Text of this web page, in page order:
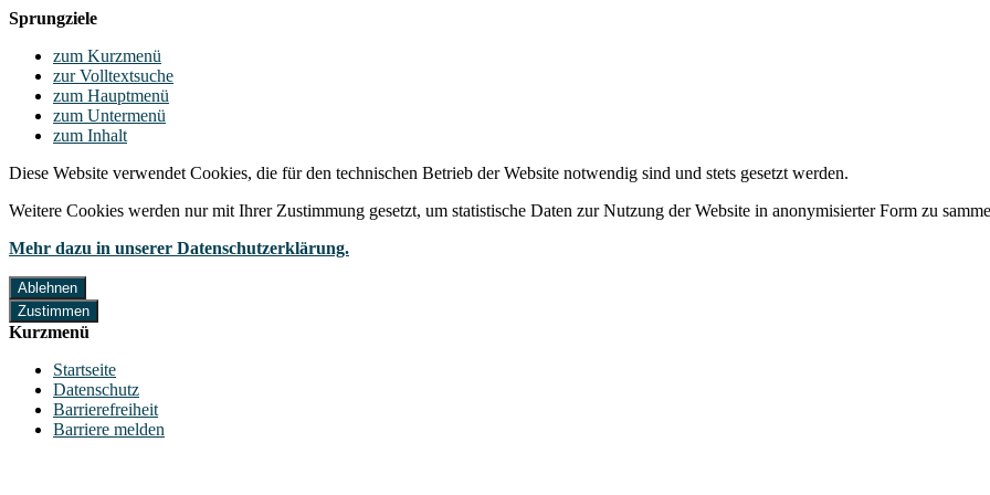
Sprungziele
zum Kurzmenü
zur Volltextsuche
zum Hauptmenü
zum Untermenü
zum Inhalt
Diese Website verwendet Cookies, die für den technischen Betrieb der Website notwendig sind und stets gesetzt werden.
Weitere Cookies werden nur mit Ihrer Zustimmung gesetzt, um statistische Daten zur Nutzung der Website in anonymisierter Form zu
Mehr dazu in unserer Datenschutzerklärung.
Ablehnen
Zustimmen
Kurzmenü
Startseite
Datenschutz
Barrierefreiheit
Barriere melden